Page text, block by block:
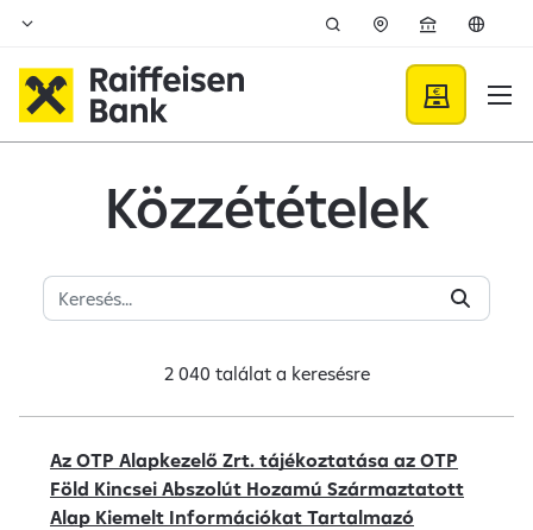
Ugrás a fő tartalomhoz
Közzétételek
2 040 találat a keresésre
Az OTP Alapkezelő Zrt. tájékoztatása az OTP
Föld Kincsei Abszolút Hozamú Származtatott
Alap Kiemelt Információkat Tartalmazó